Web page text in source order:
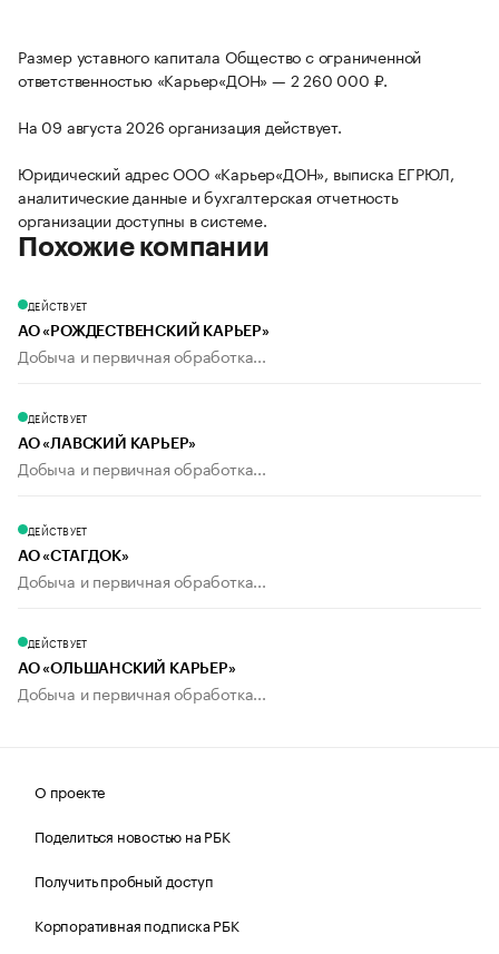
Размер уставного капитала Общество с ограниченной
ответственностью «Карьер«ДОН» — 2 260 000 ₽.
На 09 августа 2026 организация действует.
Юридический адрес ООО «Карьер«ДОН», выписка ЕГРЮЛ,
аналитические данные и бухгалтерская отчетность
организации доступны в системе.
Похожие компании
ДЕЙСТВУЕТ
АО «РОЖДЕСТВЕНСКИЙ КАРЬЕР»
Добыча и первичная обработка...
ДЕЙСТВУЕТ
АО «ЛАВСКИЙ КАРЬЕР»
Добыча и первичная обработка...
ДЕЙСТВУЕТ
АО «СТАГДОК»
Добыча и первичная обработка...
ДЕЙСТВУЕТ
АО «ОЛЬШАНСКИЙ КАРЬЕР»
Добыча и первичная обработка...
О проекте
Поделиться новостью на РБК
Получить пробный доступ
Корпоративная подписка РБК